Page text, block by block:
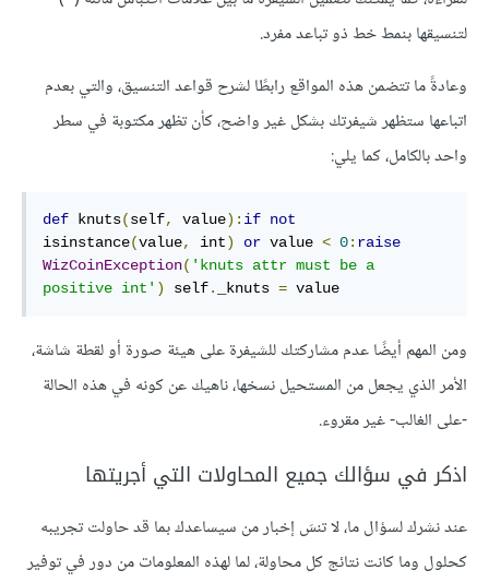
لتنسيقها بنمط خط ذو تباعد مفرد.
وعادةً ما تتضمن هذه المواقع رابطًا لشرح قواعد التنسيق، والتي بعدم
اتباعها ستظهر شيفرتك بشكل غير واضح، كأن تظهر مكتوبة في سطر
واحد بالكامل، كما يلي:
def knuts(self, value): if not
isinstance(value, int) or value < 0: raise
WizCoinException( 'knuts attr must be a
positive int' ) self. _knuts = value
ومن المهم أيضًا عدم مشاركتك للشيفرة على هيئة صورة أو لقطة شاشة،
الأمر الذي يجعل من المستحيل نسخها، ناهيك عن كونه في هذه الحالة
-على الغالب- غير مقروء.
اذكر في سؤالك جميع المحاولات التي أجريتها
عند نشرك لسؤال ما، لا تنسَ إخبار من سيساعدك بما قد حاولت تجريبه
كحلول وما كانت نتائج كل محاولة، لما لهذه المعلومات من دور في توفير